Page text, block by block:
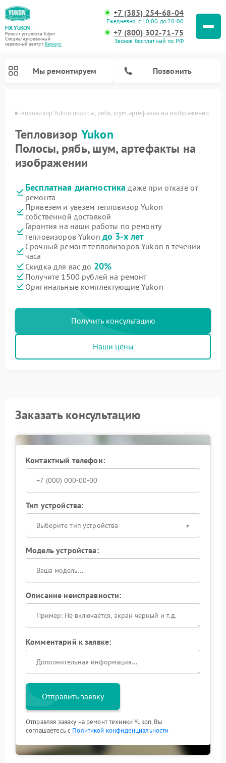
FIX-YUKON
Ремонт устройств Yukon
Специализированный
cервисный центр г.Барнаул
+7 (385) 254-68-04
Ежедневно, с 10:00 до 20:00
+7 (800) 302-71-75
Звонок бесплатный по РФ
Мы ремонтируем Позвонить
Тепловизор Yukon полосы, рябь, шум, артефакты на изображении
Тепловизор Yukon
Полосы, рябь, шум, артефакты на
изображении
Бесплатная диагностика даже при отказе от
ремонта
Привезем и увезем тепловизор Yukon
собственной доставкой
Гарантия на наши работы по ремонту
тепловизоров Yukon до 3-х лет
Срочный ремонт тепловизоров Yukon в течении
часа
Скидка для вас до 20%
Получите 1500 рублей на ремонт
Оригинальные комплектующие Yukon
Получить консультацию
Наши цены
Заказать консультацию
Контактный телефон:
Тип устройства:
Выберите тип устройства
Модель устройства:
Описание неисправности:
Комментарий к заявке:
Отправить заявку
Отправляя заявку на ремонт техники Yukon, Вы
соглашаетесь с Политикой конфиденциальности